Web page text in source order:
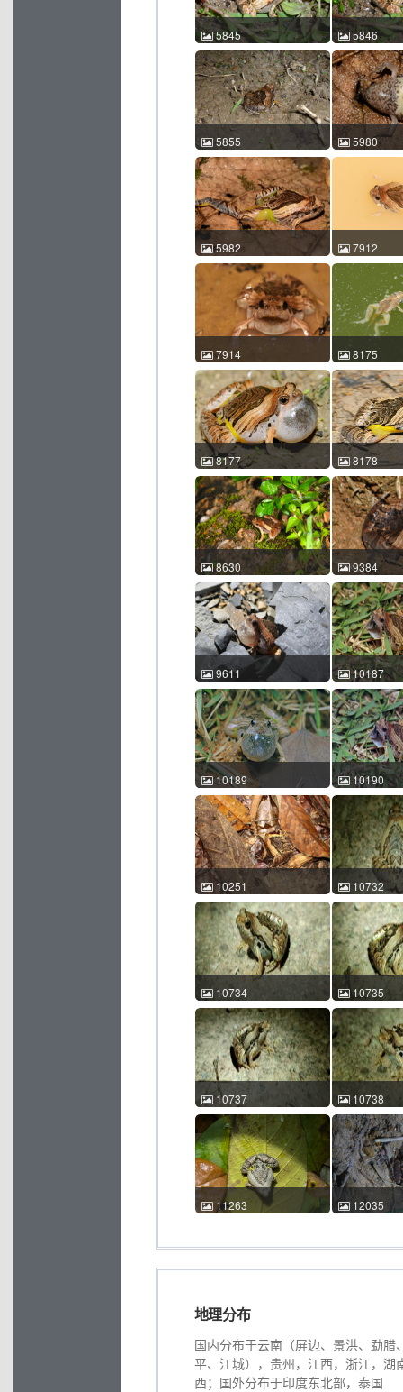
5845
花姬蛙 Microhyla pulchra
王运宇 2010-04-06
21:48:44 中国广东 ACM
id:5845
5846
花姬蛙
王运宇
21:48:51 中
id:5846
5855
花姬蛙 Microhyla pulchra
王运宇 2010-04-09
20:02:27 中国广东 ACM
id:5855
5980
花姬蛙
张宝林
17:36:11 中
id:5980
5982
花姬蛙 Microhyla pulchra
张宝林 2014-04-18
17:38:26 中国云南 ACM
id:5982
7912
花姬蛙
包浩然
21:32:29 中
id:7912
7914
花姬蛙 Microhyla pulchra
包浩然 2017-07-23
22:33:53 中国广西 ACM
id:7914
8175
花姬蛙
許鎮東
22:06:16 中
id:8175
8177
花姬蛙 Microhyla pulchra
許鎮東 2016-08-22
22:23:34 中国香港 ACM
id:8177
8178
花姬蛙
許鎮東
21:25:22 中
id:8178
8630
花姬蛙 Microhyla pulchra
李辰亮（黑宝） 2016-08-
24 21:38:15 中国广东 ACM
id:8630
9384
花姬蛙
卢宸祺 卢宸
02:08:12 中
id:9384
9611
花姬蛙 Microhyla pulchra
刘建中 2021-07-18
22:15:58 中国广西 ACM
id:9611
10187
花姬蛙
叶 润田
21:04:56 中
id:10187
10189
花姬蛙 Microhyla pulchra
叶 润田 2022-03-31
21:27:58 中国广东 ACM
id:10189
10190
花姬蛙
叶 润田
21:04:57 中
id:10190
10251
花姬蛙 Microhyla pulchra
付超 2017-05-09 10:14:30
中国海南 ACM id:10251
10732
花姬蛙
忻锐 2023-
中国广东
10734
花姬蛙 Microhyla pulchra
忻锐 2023-04-17 23:25:52
中国广东 ACM id:10734
10735
花姬蛙
忻锐 2023-
中国广东
10737
花姬蛙 Microhyla pulchra
忻锐 2023-04-17 23:29:10
中国广东 ACM id:10737
10738
花姬蛙
忻锐 2023-
中国广东
11263
23:19:09 中国云南 ACM
id:11263
12035
20:04:11 中
id:12035
地理分布
国内分布于云南（屏边、景洪、勐
平、江城），贵州，江西，浙江，
西；国外分布于印度东北部，泰国